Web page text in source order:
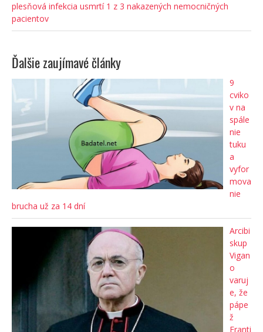
plesňová infekcia usmrtí 1 z 3 nakazených nemocničných
pacientov
Ďalšie zaujímavé články
9
cviko
v na
spále
nie
tuku
a
vyfor
mova
nie
brucha už za 14 dní
Arcibi
skup
Vigan
o
varuj
e, že
pápe
ž
Franti